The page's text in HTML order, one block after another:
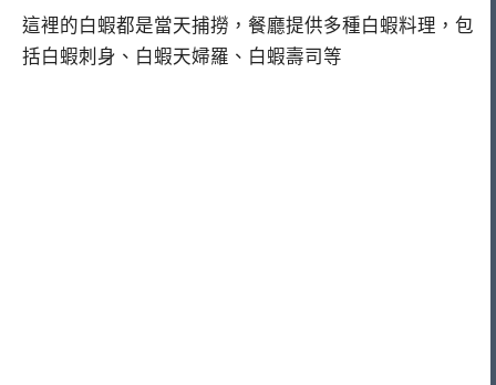
這裡的白蝦都是當天捕撈，餐廳提供多種白蝦料理，包
括白蝦刺身、白蝦天婦羅、白蝦壽司等